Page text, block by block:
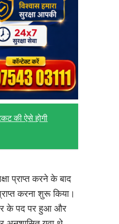
की ऐसे होगी
प्राप्त करने के बाद
करना शुरू किया।
के पद पर हुआ और